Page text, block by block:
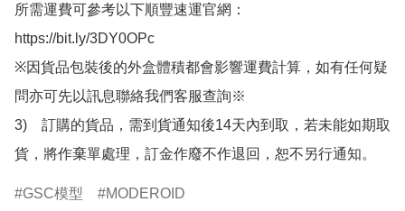
所需運費可參考以下順豐速運官網：
https://bit.ly/3DY0OPc
※因貨品包裝後的外盒體積都會影響運費計算，如有任何疑
問亦可先以訊息聯絡我們客服查詢※
3)　訂購的貨品，需到貨通知後14天內到取，若未能如期取
貨，將作棄單處理，訂金作廢不作退回，恕不另行通知。
GSC模型 MODEROID